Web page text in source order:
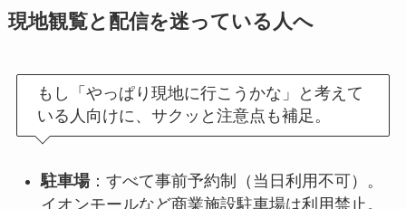
現地観覧と配信を迷っている人へ
もし「やっぱり現地に行こうかな」と考えて
いる人向けに、サクッと注意点も補足。
駐車場：すべて事前予約制（当日利用不可）。
イオンモールなど商業施設駐車場は利用禁止。